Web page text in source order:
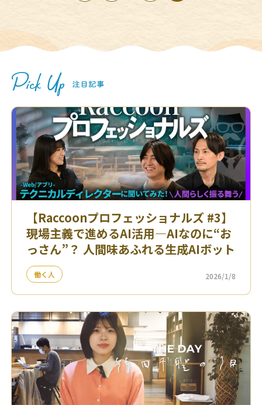
【Raccoonプロフェッショナルズ #3】
現場主義で進めるAI活用—AIなのに“お
っさん”？ 人間味あふれる生成AIボット
働く人 2026/1/8